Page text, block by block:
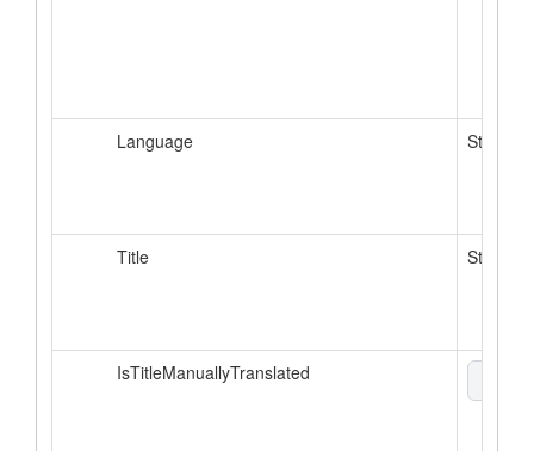
Language String
Title String
IsTitleManuallyTranslated